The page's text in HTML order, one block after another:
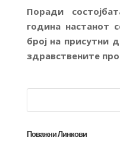
Поради
година настанот
број на присутни
здравствените
Поважни Линкови